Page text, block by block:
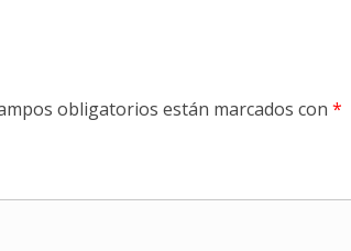
obligatorios están marcados con *